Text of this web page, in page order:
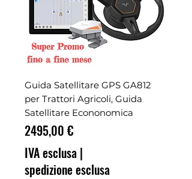
Guida Satellitare GPS GA812
per Trattori Agricoli, Guida
Satellitare Econonomica
Prezzo
2495,00 €
IVA esclusa |
spedizione esclusa